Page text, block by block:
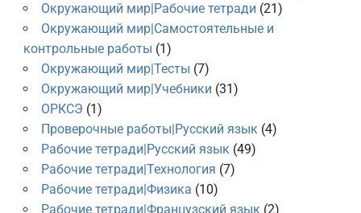
Окружающий мир|Рабочие тетради (21)
Окружающий мир|Самостоятельные и
контрольные работы (1)
Окружающий мир|Тесты (7)
Окружающий мир|Учебники (31)
ОРКСЭ (1)
Проверочные работы|Русский язык(4)
Рабочие тетради|Русский язык(49)
Рабочие тетради|Технология (7)
Рабочие тетради|Физика (10)
Рабочие тетради|Французский язык(2)